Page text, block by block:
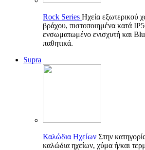
Rock Series Ηχεία εξωτερικού
βράχου, πιστοποιημένα κατά
ενσωματωμένο ενισχυτή και
παθητικά.
Supra
Καλώδια Ηχείων Στην
καλώδια ηχείων, χύμα ή/και